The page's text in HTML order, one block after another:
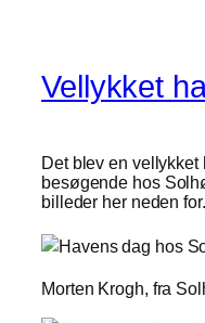
Vellykket
Det blev en
besøgende hos
billeder her neden for.
Morten Krogh, fra